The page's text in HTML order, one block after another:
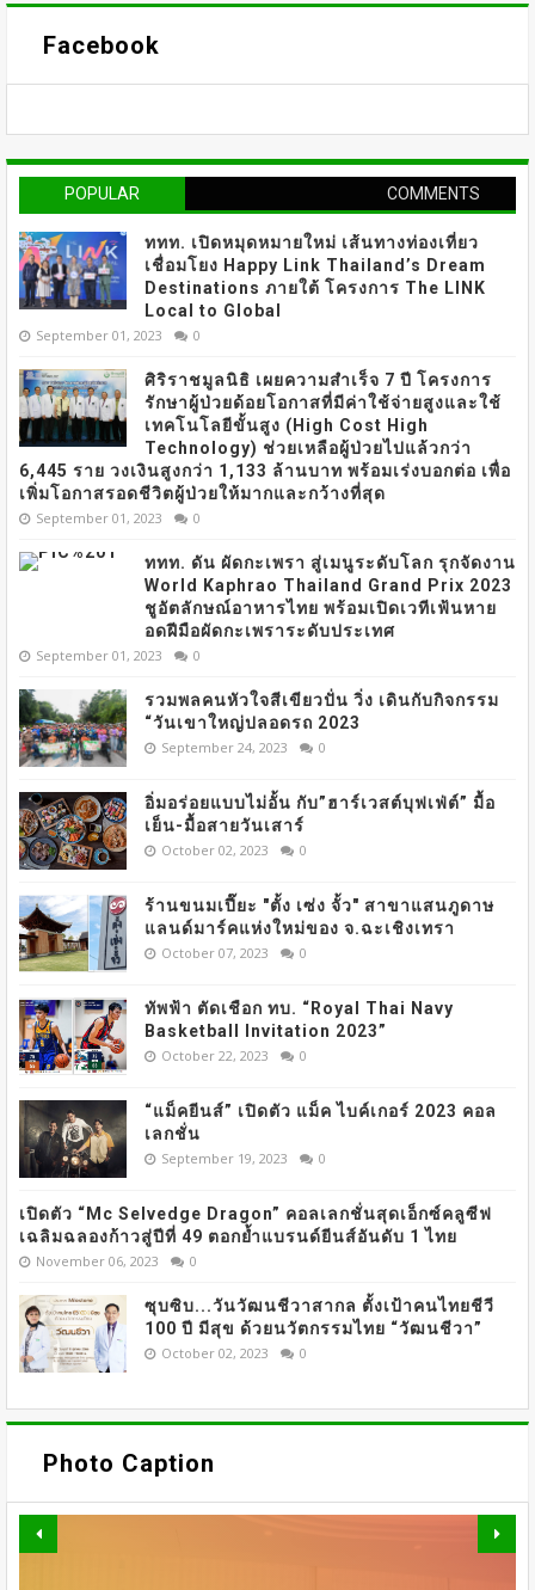
Facebook
POPULAR COMMENTS
ททท. เปิดหมุดหมายใหม่ เส้นทางท่องเที่ยว
เชื่อมโยง Happy Link Thailand’s Dream
Destinations ภายใต้ โครงการ The LINK
Local to Global
September 01, 2023 0
ศิริราชมูลนิธิ เผยความสำเร็จ 7 ปี โครงการ
รักษาผู้ป่วยด้อยโอกาสที่มีค่าใช้จ่ายสูงและใช้
เทคโนโลยีขั้นสูง (High Cost High
Technology) ช่วยเหลือผู้ป่วยไปแล้วกว่า
6,445 ราย วงเงินสูงกว่า 1,133 ล้านบาท พร้อมเร่งบอกต่อ เพื่อ
เพิ่มโอกาสรอดชีวิตผู้ป่วยให้มากและกว้างที่สุด
September 01, 2023 0
ททท. ดัน ผัดกะเพรา สู่เมนูระดับโลก รุกจัดงาน
World Kaphrao Thailand Grand Prix 2023
ชูอัตลักษณ์อาหารไทย พร้อมเปิดเวทีเฟ้นหาย
อดฝีมือผัดกะเพราระดับประเทศ
September 01, 2023 0
รวมพลคนหัวใจสีเขียวปั่น วิ่ง เดินกับกิจกรรม
“วันเขาใหญ่ปลอดรถ 2023
September 24, 2023 0
อิ่มอร่อยแบบไม่อั้น กับ”ฮาร์เวสต์บุฟเฟ่ต์” มื้อ
เย็น-มื้อสายวันเสาร์
October 02, 2023 0
ร้านขนมเปี๊ยะ "ตั้ง เซ่ง จั้ว" สาขาแสนภูดาษ
แลนด์มาร์คแห่งใหม่ของ จ.ฉะเชิงเทรา
October 07, 2023 0
ทัพฟ้า ตัดเชือก ทบ. “Royal Thai Navy
Basketball Invitation 2023”
October 22, 2023 0
“แม็คยีนส์” เปิดตัว แม็ค ไบค์เกอร์ 2023 คอล
เลกชั่น
September 19, 2023 0
เปิดตัว “Mc Selvedge Dragon” คอลเลกชั่นสุดเอ็กซ์คลูซีฟ
เฉลิมฉลองก้าวสู่ปีที่ 49 ตอกย้ำแบรนด์ยีนส์อันดับ 1 ไทย
November 06, 2023 0
ซุบซิบ...วันวัฒนชีวาสากล ตั้งเป้าคนไทยชีวี
100 ปี มีสุข ด้วยนวัตกรรมไทย “วัฒนชีวา”
October 02, 2023 0
Photo Caption